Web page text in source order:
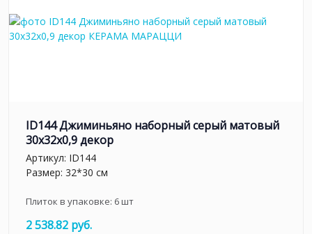
ID144 Джиминьяно наборный серый матовый
30x32x0,9 декор
Артикул: ID144
Размер: 32*30 см
Плиток в упаковке: 6шт
2 538.82 руб.